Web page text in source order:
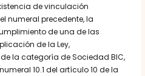
de vinculación
numeral precedente, la
de una de las
de la Ley,
la categoría de Sociedad BIC,
10.1 del artículo 10 de la